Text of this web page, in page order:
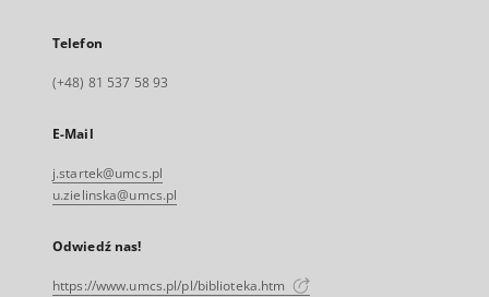
Telefon
(+48) 81 537 58 93
E-Mail
j.startek@umcs.pl
u.zielinska@umcs.pl
Odwiedź nas!
https://www.umcs.pl/pl/biblioteka.htm